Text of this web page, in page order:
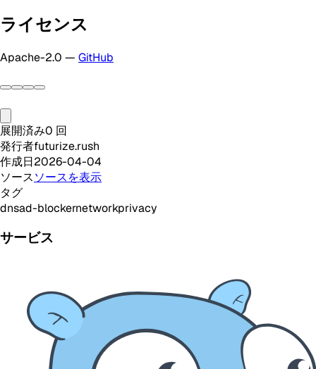
ライセンス
Apache-2.0 — GitHub
展開済み0 回
発行者futurize.rush
作成日2026-04-04
ソースソースを表示
タグ
dnsad-blockernetworkprivacy
サービス